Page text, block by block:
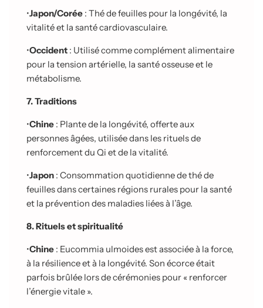
•Japon/Corée : Thé de feuilles pour la longévité, la
vitalité et la santé cardiovasculaire.
•Occident : Utilisé comme complément alimentaire
pour la tension artérielle, la santé osseuse et le
métabolisme.
7. Traditions
•Chine : Plante de la longévité, offerte aux
personnes âgées, utilisée dans les rituels de
renforcement du Qi et de la vitalité.
•Japon : Consommation quotidienne de thé de
feuilles dans certaines régions rurales pour la santé
et la prévention des maladies liées à l’âge.
8. Rituels et spiritualité
•Chine : Eucommia ulmoides est associée à la force,
à la résilience et à la longévité. Son écorce était
parfois brûlée lors de cérémonies pour « renforcer
l’énergie vitale ».